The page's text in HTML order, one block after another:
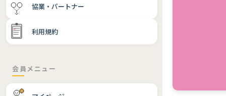
協業・パートナー
利用規約
会員メニュー